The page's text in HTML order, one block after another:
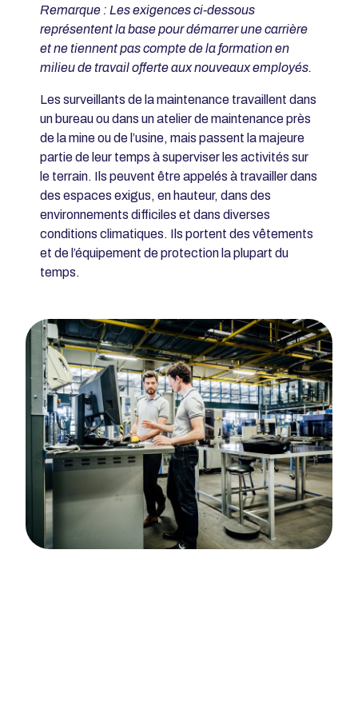
Remarque : Les exigences ci-dessous
représentent la base pour démarrer une carrière
et ne tiennent pas compte de la formation en
milieu de travail offerte aux nouveaux employés.
Les surveillants de la maintenance travaillent dans
un bureau ou dans un atelier de maintenance près
de la mine ou de l’usine, mais passent la majeure
partie de leur temps à superviser les activités sur
le terrain. Ils peuvent être appelés à travailler dans
des espaces exigus, en hauteur, dans des
environnements difficiles et dans diverses
conditions climatiques. Ils portent des vêtements
et de l’équipement de protection la plupart du
temps.